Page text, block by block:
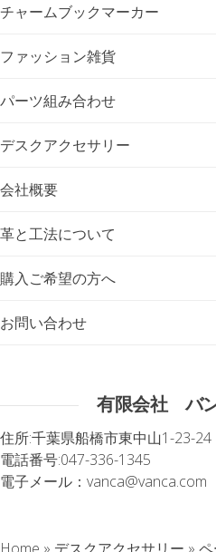
チャームブックマーカー
ファッション雑貨
パーツ組み合わせ
デスクアクセサリー
会社概要
革と工法について
購入ご希望の方へ
お問い合わせ
有限会社 バ
住所:千葉県船橋市東中山1-23-24
電話番号:047-336-1345
電子メール： vanca@vanca.com